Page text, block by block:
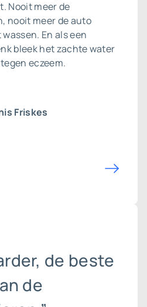
Nooit meer de
nooit meer de auto
En als een
bleek het zachte water
eczeem.
Friskes
de beste
de